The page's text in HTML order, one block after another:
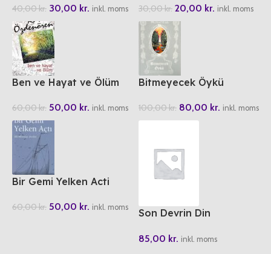
40,00kr. 30,00 kr. inkl. moms 30,00kr. 20,00 kr. inkl. moms
Ben ve Hayat ve Ölüm
60,00kr. 50,00 kr. inkl. moms
Bitmeyecek Öykü
100,00kr. 80,00 kr. inkl. moms
Bir Gemi Yelken Acti
60,00kr. 50,00 kr. inkl. moms
Son Devrin Din
85,00 kr. inkl. moms